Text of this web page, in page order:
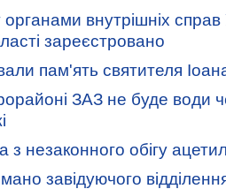
внутрішніх
зареєстровано
пам'ять святителя
ЗАЗ не буде води
з незаконного обігу
завідуючого